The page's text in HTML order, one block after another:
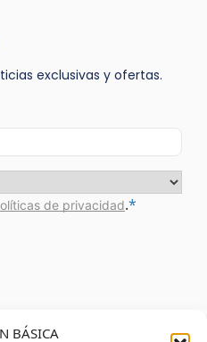
BÁSICA
exclusivas y ofertas.
de privacidad.*